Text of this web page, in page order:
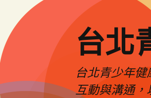
台北
台北青少年
互動與溝通，